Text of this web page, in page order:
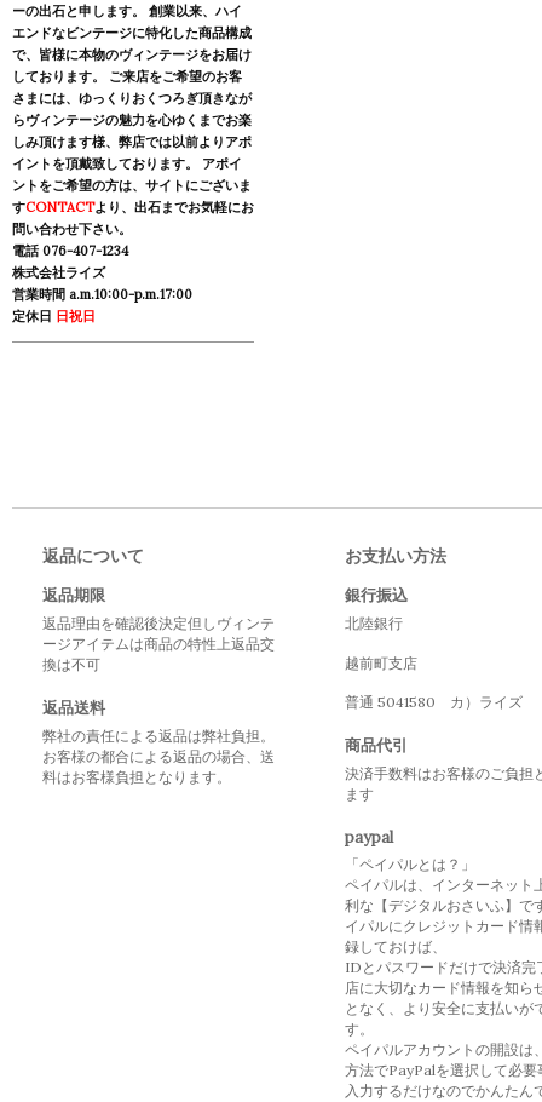
ーの出石と申します。 創業以来、ハイ
エンドなビンテージに特化した商品構成
で、皆様に本物のヴィンテージをお届け
しております。 ご来店をご希望のお客
さまには、ゆっくりおくつろぎ頂きなが
らヴィンテージの魅力を心ゆくまでお楽
しみ頂けます様、弊店では以前よりアポ
イントを頂戴致しております。 アポイ
ントをご希望の方は、サイトにございま
すCONTACTより、出石までお気軽にお
問い合わせ下さい。
電話 076-407-1234
株式会社ライズ
営業時間 a.m.10:00-p.m.17:00
定休日 日祝日
返品について
返品期限
返品理由を確認後決定但しヴィンテ
ージアイテムは商品の特性上返品交
換は不可
返品送料
弊社の責任による返品は弊社負担。
お客様の都合による返品の場合、送
料はお客様負担となります。
お支払い方法
銀行振込
北陸銀行
越前町支店
普通 5041580 カ）ライズ
商品代引
決済手数料はお客様のご負担
ます
paypal
「ペイパルとは？」
ペイパルは、インターネット
利な【デジタルおさいふ】で
イパルにクレジットカード情
録しておけば、
IDとパスワードだけで決済完
店に大切なカード情報を知ら
となく、より安全に支払いが
す。
ペイパルアカウントの開設は
方法でPayPalを選択して必要
入力するだけなのでかんたん